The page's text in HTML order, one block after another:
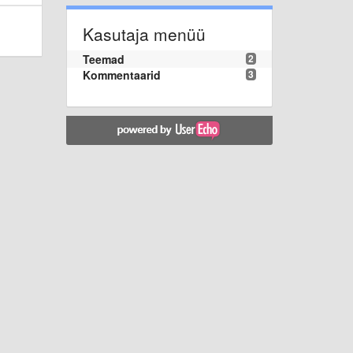
Kasutaja menüü
2
Teemad
3
Kommentaarid